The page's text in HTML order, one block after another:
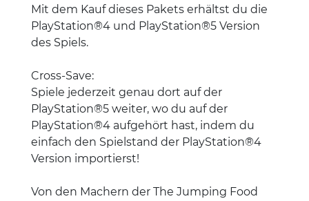
Mit dem Kauf dieses Pakets erhältst du die
PlayStation®4 und PlayStation®5 Version
des Spiels.
Cross-Save:
Spiele jederzeit genau dort auf der
PlayStation®5 weiter, wo du auf der
PlayStation®4 aufgehört hast, indem du
einfach den Spielstand der PlayStation®4
Version importierst!
Von den Machern der The Jumping Food